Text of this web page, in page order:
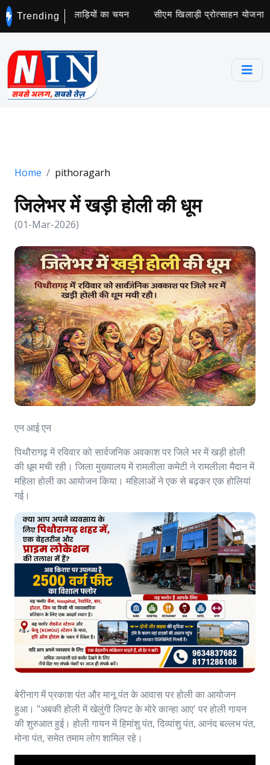
Trending
के लिए 5 खिलाड़ियों का चयन सीएम खिलाड़ी प्रोत्साहन योजना
Home pithoragarh
जिलेभर में खड़ी होली की धूम
(01-Mar-2026)
एन आई एन
पिथौरागढ़ में रविवार को सार्वजनिक अवकाश पर जिले भर में खड़ी होली
की धूम मची रही। जिला मुख्यालय में रामलीला कमेटी ने रामलीला मैदान में
महिला होली का आयोजन किया। महिलाओं ने एक से बढ़कर एक होलियां
गई।
बेरीनाग में प्रकाश पंत और मानू पंत के आवास पर होली का आयोजन
हुआ। "अबकी होली में खेलुंगी लिपट के मोरे कान्हा आए' पर होली गायन
की शुरुआत हुई। होली गायन में हिमांशु पंत, दिव्यांशु पंत, आनंद बल्लभ पंत,
मोना पंत, समेत तमाम लोग शामिल रहे।